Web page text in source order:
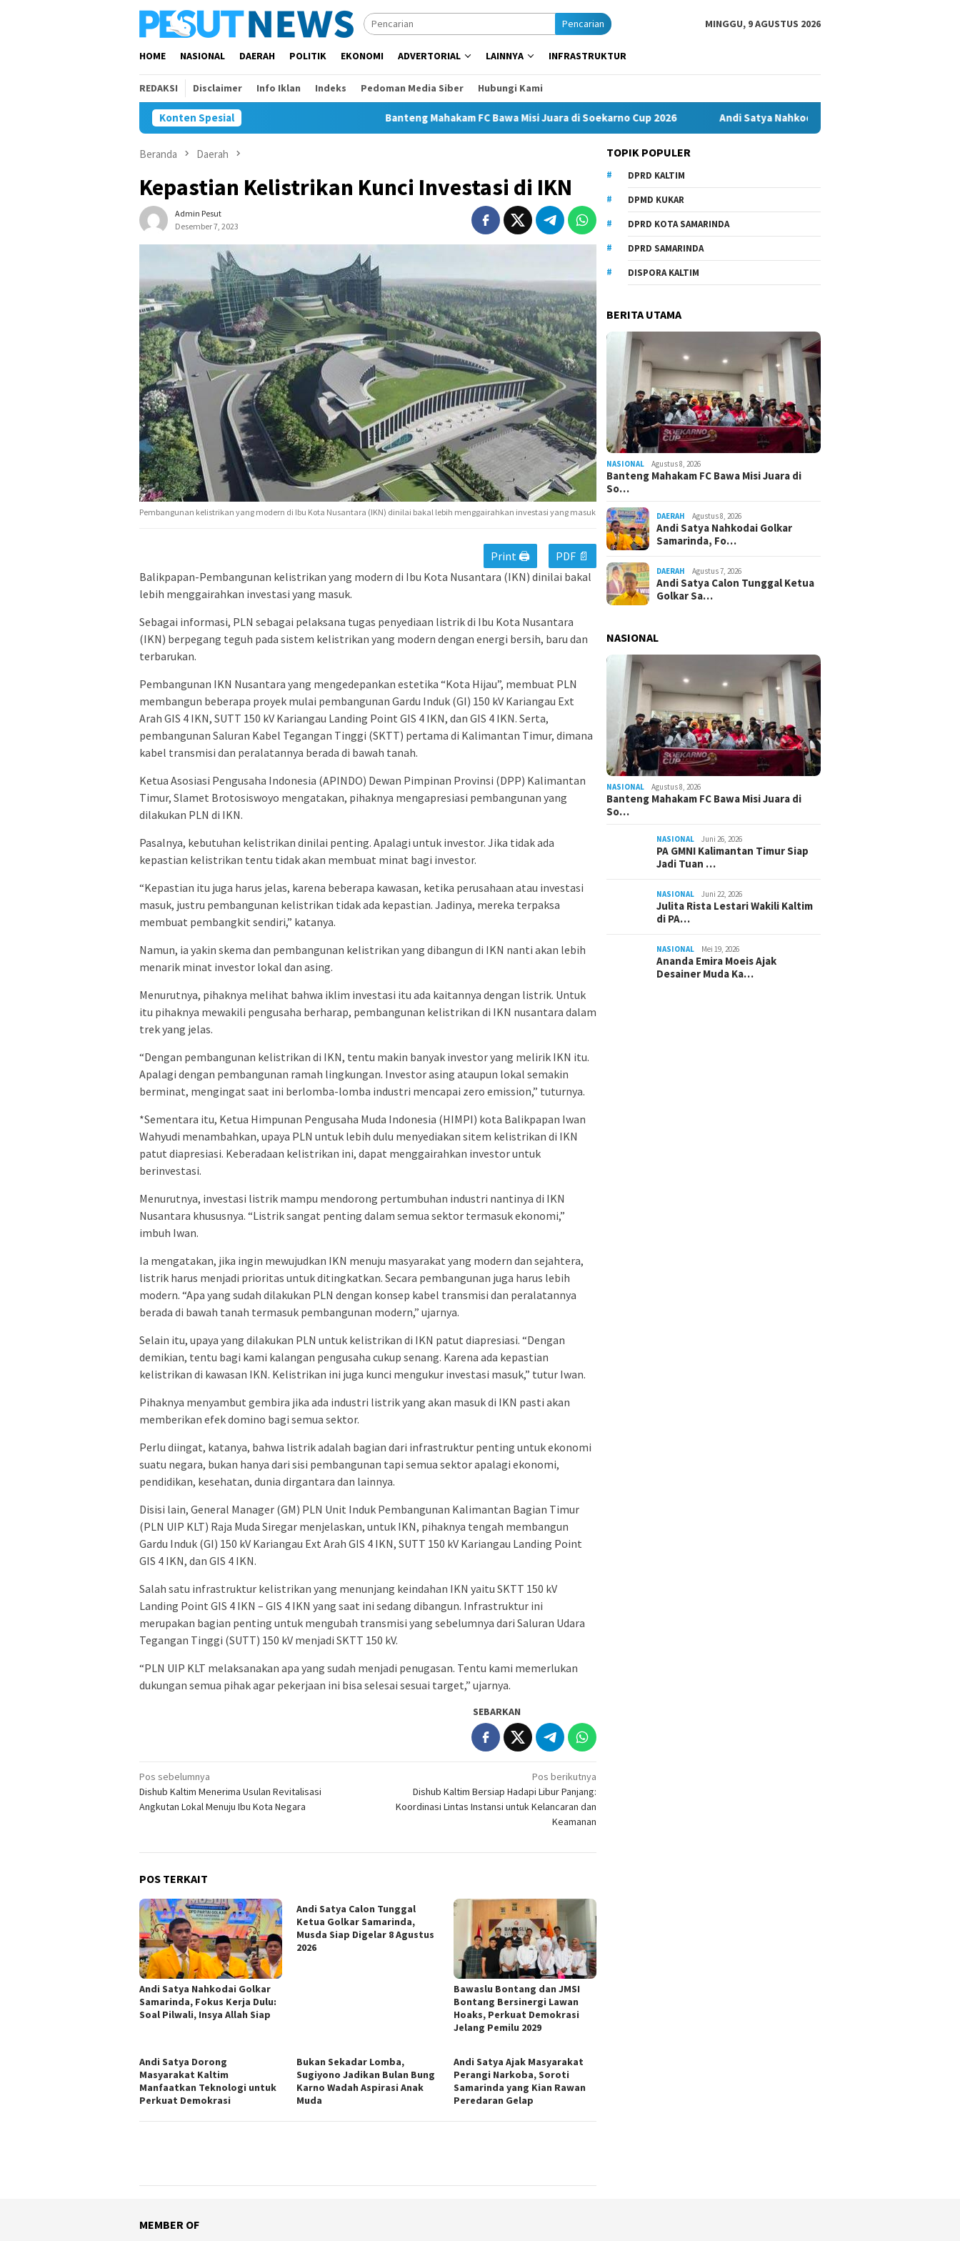
Pencarian MINGGU, 9 AGUSTUS 2026
HOME NASIONAL DAERAH POLITIK EKONOMI ADVERTORIAL LAINNYA INFRASTRUKTUR
REDAKSI Disclaimer Info Iklan Indeks Pedoman Media Siber Hubungi Kami
Konten Spesial Banteng Mahakam FC Bawa Misi Juara di Soekarno Cup 2026 Andi Satya Nahkodai Golkar Samarinda, Fokus Kerja Dulu:
Beranda Daerah
Kepastian Kelistrikan Kunci Investasi di IKN
Admin Pesut
Desember 7, 2023
Pembangunan kelistrikan yang modern di Ibu Kota Nusantara (IKN) dinilai bakal lebih menggairahkan investasi yang masuk
Print 🖨
PDF 📄
Balikpapan-Pembangunan kelistrikan yang modern di Ibu Kota Nusantara (IKN) dinilai bakal
lebih menggairahkan investasi yang masuk.
Sebagai informasi, PLN sebagai pelaksana tugas penyediaan listrik di Ibu Kota Nusantara
(IKN) berpegang teguh pada sistem kelistrikan yang modern dengan energi bersih, baru dan
terbarukan.
Pembangunan IKN Nusantara yang mengedepankan estetika “Kota Hijau”, membuat PLN
membangun beberapa proyek mulai pembangunan Gardu Induk (GI) 150 kV Kariangau Ext
Arah GIS 4 IKN, SUTT 150 kV Kariangau Landing Point GIS 4 IKN, dan GIS 4 IKN. Serta,
pembangunan Saluran Kabel Tegangan Tinggi (SKTT) pertama di Kalimantan Timur, dimana
kabel transmisi dan peralatannya berada di bawah tanah.
Ketua Asosiasi Pengusaha Indonesia (APINDO) Dewan Pimpinan Provinsi (DPP) Kalimantan
Timur, Slamet Brotosiswoyo mengatakan, pihaknya mengapresiasi pembangunan yang
dilakukan PLN di IKN.
Pasalnya, kebutuhan kelistrikan dinilai penting. Apalagi untuk investor. Jika tidak ada
kepastian kelistrikan tentu tidak akan membuat minat bagi investor.
“Kepastian itu juga harus jelas, karena beberapa kawasan, ketika perusahaan atau investasi
masuk, justru pembangunan kelistrikan tidak ada kepastian. Jadinya, mereka terpaksa
membuat pembangkit sendiri,” katanya.
Namun, ia yakin skema dan pembangunan kelistrikan yang dibangun di IKN nanti akan lebih
menarik minat investor lokal dan asing.
Menurutnya, pihaknya melihat bahwa iklim investasi itu ada kaitannya dengan listrik. Untuk
itu pihaknya mewakili pengusaha berharap, pembangunan kelistrikan di IKN nusantara dalam
trek yang jelas.
“Dengan pembangunan kelistrikan di IKN, tentu makin banyak investor yang melirik IKN itu.
Apalagi dengan pembangunan ramah lingkungan. Investor asing ataupun lokal semakin
berminat, mengingat saat ini berlomba-lomba industri mencapai zero emission,” tuturnya.
*Sementara itu, Ketua Himpunan Pengusaha Muda Indonesia (HIMPI) kota Balikpapan Iwan
Wahyudi menambahkan, upaya PLN untuk lebih dulu menyediakan sitem kelistrikan di IKN
patut diapresiasi. Keberadaan kelistrikan ini, dapat menggairahkan investor untuk
berinvestasi.
Menurutnya, investasi listrik mampu mendorong pertumbuhan industri nantinya di IKN
Nusantara khususnya. “Listrik sangat penting dalam semua sektor termasuk ekonomi,”
imbuh Iwan.
Ia mengatakan, jika ingin mewujudkan IKN menuju masyarakat yang modern dan sejahtera,
listrik harus menjadi prioritas untuk ditingkatkan. Secara pembangunan juga harus lebih
modern. “Apa yang sudah dilakukan PLN dengan konsep kabel transmisi dan peralatannya
berada di bawah tanah termasuk pembangunan modern,” ujarnya.
Selain itu, upaya yang dilakukan PLN untuk kelistrikan di IKN patut diapresiasi. “Dengan
demikian, tentu bagi kami kalangan pengusaha cukup senang. Karena ada kepastian
kelistrikan di kawasan IKN. Kelistrikan ini juga kunci mengukur investasi masuk,” tutur Iwan.
Pihaknya menyambut gembira jika ada industri listrik yang akan masuk di IKN pasti akan
memberikan efek domino bagi semua sektor.
Perlu diingat, katanya, bahwa listrik adalah bagian dari infrastruktur penting untuk ekonomi
suatu negara, bukan hanya dari sisi pembangunan tapi semua sektor apalagi ekonomi,
pendidikan, kesehatan, dunia dirgantara dan lainnya.
Disisi lain, General Manager (GM) PLN Unit Induk Pembangunan Kalimantan Bagian Timur
(PLN UIP KLT) Raja Muda Siregar menjelaskan, untuk IKN, pihaknya tengah membangun
Gardu Induk (GI) 150 kV Kariangau Ext Arah GIS 4 IKN, SUTT 150 kV Kariangau Landing Point
GIS 4 IKN, dan GIS 4 IKN.
Salah satu infrastruktur kelistrikan yang menunjang keindahan IKN yaitu SKTT 150 kV
Landing Point GIS 4 IKN – GIS 4 IKN yang saat ini sedang dibangun. Infrastruktur ini
merupakan bagian penting untuk mengubah transmisi yang sebelumnya dari Saluran Udara
Tegangan Tinggi (SUTT) 150 kV menjadi SKTT 150 kV.
“PLN UIP KLT melaksanakan apa yang sudah menjadi penugasan. Tentu kami memerlukan
dukungan semua pihak agar pekerjaan ini bisa selesai sesuai target,” ujarnya.
SEBARKAN
Navigasi
pos
Pos sebelumnya
Dishub Kaltim Menerima Usulan Revitalisasi
Angkutan Lokal Menuju Ibu Kota Negara
Pos berikutnya
Dishub Kaltim Bersiap Hadapi Libur Panjang:
Koordinasi Lintas Instansi untuk Kelancaran dan
Keamanan
POS TERKAIT
Andi Satya Nahkodai Golkar
Samarinda, Fokus Kerja Dulu:
Soal Pilwali, Insya Allah Siap
Andi Satya Calon Tunggal
Ketua Golkar Samarinda,
Musda Siap Digelar 8 Agustus
2026
Bawaslu Bontang dan JMSI
Bontang Bersinergi Lawan
Hoaks, Perkuat Demokrasi
Jelang Pemilu 2029
Andi Satya Dorong
Masyarakat Kaltim
Manfaatkan Teknologi untuk
Perkuat Demokrasi
Bukan Sekadar Lomba,
Sugiyono Jadikan Bulan Bung
Karno Wadah Aspirasi Anak
Muda
Andi Satya Ajak Masyarakat
Perangi Narkoba, Soroti
Samarinda yang Kian Rawan
Peredaran Gelap
TOPIK POPULER
DPRD KALTIM
DPMD KUKAR
DPRD KOTA SAMARINDA
DPRD SAMARINDA
DISPORA KALTIM
BERITA UTAMA
NASIONAL Agustus 8, 2026
Banteng Mahakam FC Bawa Misi Juara di
So…
DAERAH Agustus 8, 2026
Andi Satya Nahkodai Golkar
Samarinda, Fo…
DAERAH Agustus 7, 2026
Andi Satya Calon Tunggal Ketua
Golkar Sa…
NASIONAL
NASIONAL Agustus 8, 2026
Banteng Mahakam FC Bawa Misi Juara di
So…
NASIONAL Juni 26, 2026
PA GMNI Kalimantan Timur Siap
Jadi Tuan …
NASIONAL Juni 22, 2026
Julita Rista Lestari Wakili Kaltim
di PA…
NASIONAL Mei 19, 2026
Ananda Emira Moeis Ajak
Desainer Muda Ka…
MEMBER OF